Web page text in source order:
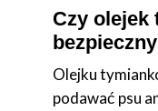
Czy olejek
Olejku
podawać psu